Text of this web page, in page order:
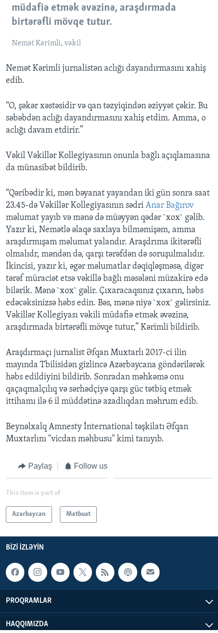
müdafiə etmək əvəzinə, araşdırmada
birtərəfli mövqe tutur.
Nemət Kərimli, vəkil
Nemət Kərimli jurnalistən aclığı dayandırmasını xahiş
edib.
“O, şəkər xəstəsidir və qan təzyiqindən əziyyət çəkir. Bu
səbəbdən aclığı dayandırmasını xahiş etdim. Amma, o
aclığı davam etdirir.”
Vəkil Vəkillər Kollegiyasının onunla bağlı açıqlamasına
da münasibət bildirib.
“Qəribədir ki, mən bəyanat yayandan iki gün sonra saat
23.45-də Vəkillər Kollegiyasının sədri Anar Bağırov
məlumat yayıb və mənə də müəyyən qədər `xox` gəlib.
Yazır ki, Nemətlə əlaqə saxlaya bilməmişəm, amma
araşdırmışam məlumat yalandır. Araşdrıma ikitərəfli
olmalıdr, məndən də, qarşı tərəfdən də soruşulmalıdır.
İkincisi, yazır ki, əgər məlumatlar dəqiqləşməsə, digər
tərəf müraciət etsə vəkillə bağlı məsələni müzakirə edə
bilərik. Mənə `xox` gəlir. Çıxaracaqsınız çıxarın, həbs
edəcəksinizsə həbs edin. Bəs, mənə niyə `xox` gəlirsiniz.
Vəkillər Kollegiyası vəkili müdafiə etmək əvəzinə,
araşdırmada birtərəfli mövqe tutur,” Kərimli bildirib.
Araşdırmaçı jurnalist Əfqan Muxtarlı 2017-ci ilin
mayında Tbilisidən gizlincə Azərbaycana göndərilərək
həbs edildiyini bildirib. Sonradan məhkəmə onu
qaçaqmalçılıq və sərhədçiyə qarşı güc tətbiq etmək
ittihamı ilə 6 il müddətinə azadlıqdan məhrum edib.
Beynəlxalq Amnesty İnternational təşkilatı Əfqan
Muxtarlını "vicdan məhbusu" kimi tanıyıb.
Paylaş Follow us
This item is part of
Azərbaycan Mətbuat
BIZI IZLƏYIN
PROQRAMLAR
HAQQIMIZDA